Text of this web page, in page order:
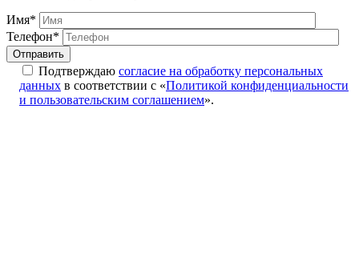
Имя*
Телефон*
Подтверждаю согласие на обработку персональных
данных в соответствии с «Политикой конфиденциальности
и пользовательским соглашением».